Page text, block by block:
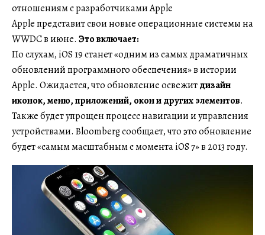
отношениям с разработчиками Apple
Apple представит свои новые операционные системы на
WWDC в июне. Это включает:
По слухам, iOS 19 станет «одним из самых драматичных
обновлений программного обеспечения» в истории
Apple. Ожидается, что обновление освежитдизайн
иконок, меню, приложений, окон и других элементов.
Также будет упрощен процесс навигации и управления
устройствами. Bloomberg сообщает, что это обновление
будет «самым масштабным с момента iOS 7» в 2013 году.